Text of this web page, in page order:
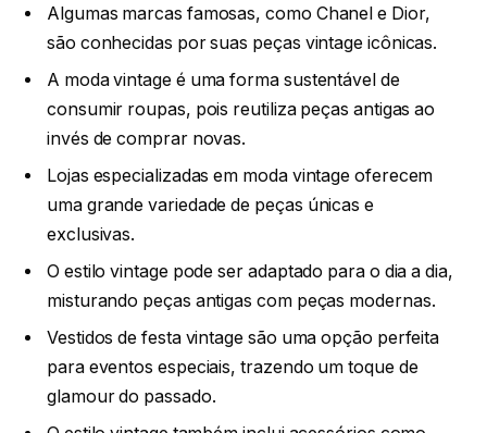
Algumas marcas famosas, como Chanel e Dior,
são conhecidas por suas peças vintage icônicas.
A moda vintage é uma forma sustentável de
consumir roupas, pois reutiliza peças antigas ao
invés de comprar novas.
Lojas especializadas em moda vintage oferecem
uma grande variedade de peças únicas e
exclusivas.
O estilo vintage pode ser adaptado para o dia a dia,
misturando peças antigas com peças modernas.
Vestidos de festa vintage são uma opção perfeita
para eventos especiais, trazendo um toque de
glamour do passado.